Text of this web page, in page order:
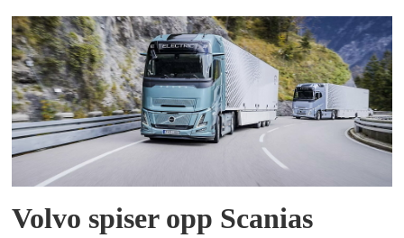
Volvo spiser opp Scanias